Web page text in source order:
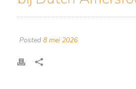
Posted 8 mei 2026